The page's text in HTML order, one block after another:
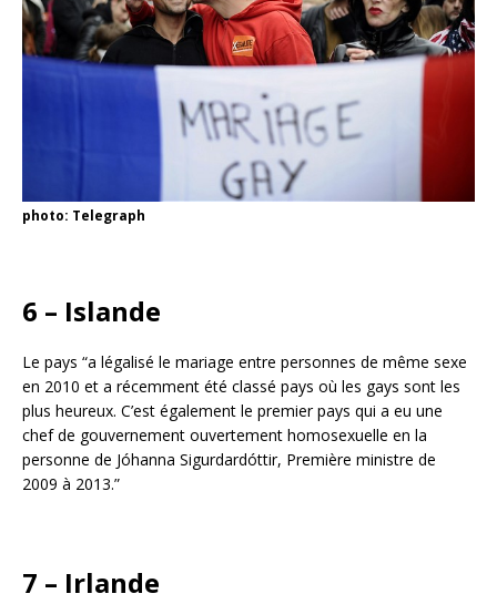
photo: Telegraph
6 – Islande
Le pays “a légalisé le mariage entre personnes de même sexe
en 2010 et a récemment été classé pays où les gays sont les
plus heureux. C’est également le premier pays qui a eu une
chef de gouvernement ouvertement homosexuelle en la
personne de Jóhanna Sigurdardóttir, Première ministre de
2009 à 2013.”
7 – Irlande